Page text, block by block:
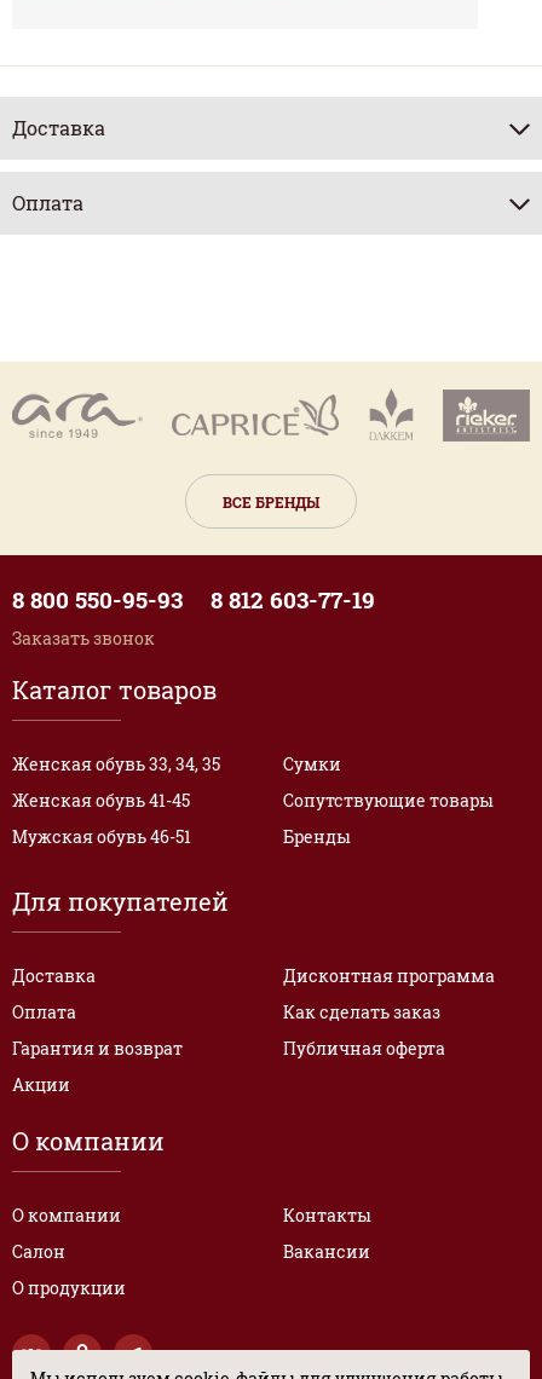
Доставка
Оплата
ВСЕ БРЕНДЫ
Каталог товаров
Женская обувь 33, 34, 35
Женская обувь 41-45
Мужская обувь 46-51
Сумки
Сопутствующие товары
Бренды
Для покупателей
Доставка
Оплата
Гарантия и возврат
Акции
Дисконтная программа
Как сделать заказ
Публичная оферта
О компании
О компании
Салон
О продукции
Контакты
Вакансии
8 800 550-95-93 8 812 603-77-19
Заказать звонок